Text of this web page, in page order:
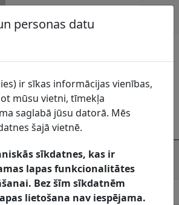
līdz 30.06.2021
informācijas uzturētāji
Brīvības iela 183 k-1 -42, Rīga,
LV-1012
25654676
personas datu
ir sīkas informācijas vienības,
mūsu vietni, tīmekļa
saglabā jūsu datorā. Mēs
šajā vietnē.
sīkdatnes, kas ir
lapas funkcionalitātes
Bez šīm sīkdatnēm
lietošana nav iespējama.